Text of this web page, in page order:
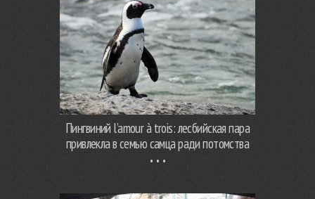
Пингвиний l’amour à trois: лесбийская пара
привлекла в семью самца ради потомства